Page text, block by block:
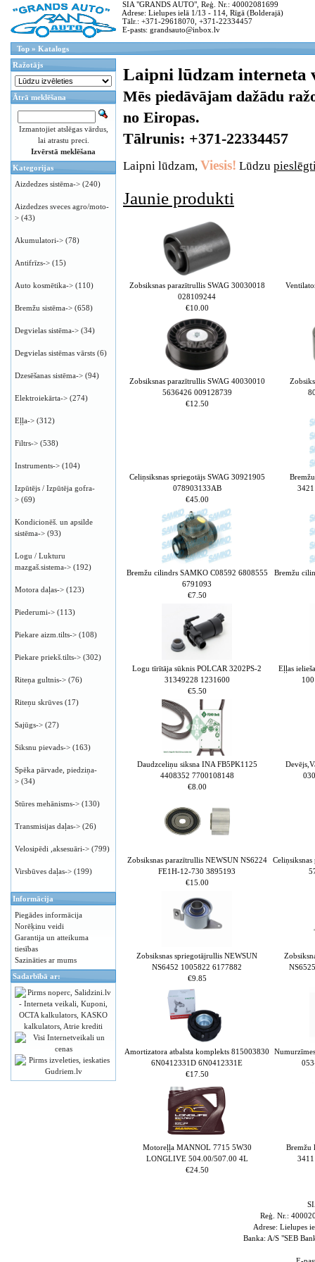
SIA "GRANDS AUTO", Reģ. Nr.: 40002081699
Adrese: Lielupes ielā 1/13 - 114, Rīgā (Bolderajā)
Tālr.: +371-29618070, +371-22334457
E-pasts: grandsauto@inbox.lv
Top » Katalogs
Laipni lūdzam interneta
Mēs piedāvājam dažādu
no Eiropas.
Tālrunis: +371-22334457
Laipni lūdzam, Viesis! Lūdzu
Jaunie produkti
Zobsiksnas parazītrullis SWAG 30030018
028109244
€10.00
Zobsiksnas parazītrullis SWAG 40030010
5636426 009128739
€12.50
Celiņsiksnas spriegotājs SWAG 30921905
078903133AB
€45.00
Bremžu cilindrs SAMKO C08592 6808555
6791093
€7.50
Bremžu
Logu tīrītāja sūknis POLCAR 3202PS-2
31349228 1231600
€5.50
Eļļas
Daudzceliņu siksna INA FB5PK1125
4408352 7700108148
€8.00
Zobsiksnas parazītrullis NEWSUN NS6224
FE1H-12-730 3895193
€15.00
Zobsiksnas spriegotājrullis NEWSUN
NS6452 1005822 6177882
€9.85
Amortizatora atbalsta komplekts 815003830
6N0412331D 6N0412331E
€17.50
Motoreļļa MANNOL 7715 5W30
LONGLIVE 504.00/507.00 4L
€24.50
Bremžu
Ražotājs
Ātrā meklēšana
Izmantojiet atslēgas vārdus,
lai atrastu preci.
Izvērstā meklēšana
Kategorijas
Aizdedzes sistēma-> (240)
Aizdedzes sveces agro/moto-
> (43)
Akumulatori-> (78)
Antifrīzs-> (15)
Auto kosmētika-> (110)
Bremžu sistēma-> (658)
Degvielas sistēma-> (34)
Degvielas sistēmas vārsts (6)
Dzesēšanas sistēma-> (94)
Elektroiekārta-> (274)
Eļļa-> (312)
Filtrs-> (538)
Instruments-> (104)
Izpūtējs / Izpūtēja gofra-
> (69)
Kondicionēš. un apsilde
sistēma-> (93)
Logu / Lukturu
mazgaš.sistema-> (192)
Motora daļas-> (123)
Piederumi-> (113)
Piekare aizm.tilts-> (108)
Piekare priekš.tilts-> (302)
Riteņa gultnis-> (76)
Riteņu skrūves (17)
Sajūgs-> (27)
Siksnu pievads-> (163)
Spēka pārvade, piedziņa-
> (34)
Stūres mehānisms-> (130)
Transmisijas daļas-> (26)
Velosipēdi ,aksesuāri-> (799)
Virsbūves daļas-> (199)
Informācija
Piegādes informācija
Norēķinu veidi
Garantija un atteikuma
tiesības
Sazināties ar mums
Sadarbībā ar:
Reģ. Nr.:
Adrese: Lielupes
Banka: A/S "SEB